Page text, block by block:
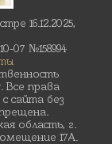
16.12.2025,
07 №158994
Все права
сайта без
область, г.
17А.